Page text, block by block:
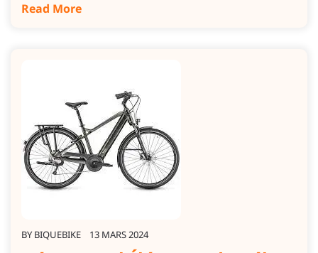
Read More
BY BIQUEBIKE 13 MARS 2024